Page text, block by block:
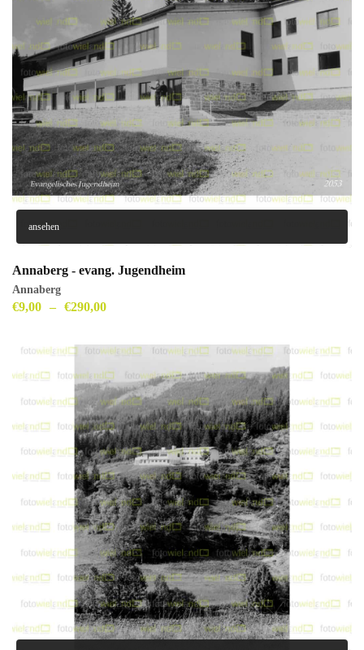
ansehen
Annaberg - evang. Jugendheim
Annaberg
€9,00 – €290,00